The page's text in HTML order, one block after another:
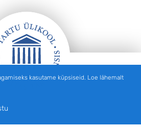
kasutame küpsiseid. Loe lähemalt